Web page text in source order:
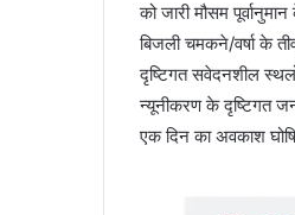
को जारी मौसम
बिजली चमकने/वर्षा के
दृष्टिगत सवेदनशील
न्यूनीकरण के दृष्टिगत
एक दिन का अवकाश